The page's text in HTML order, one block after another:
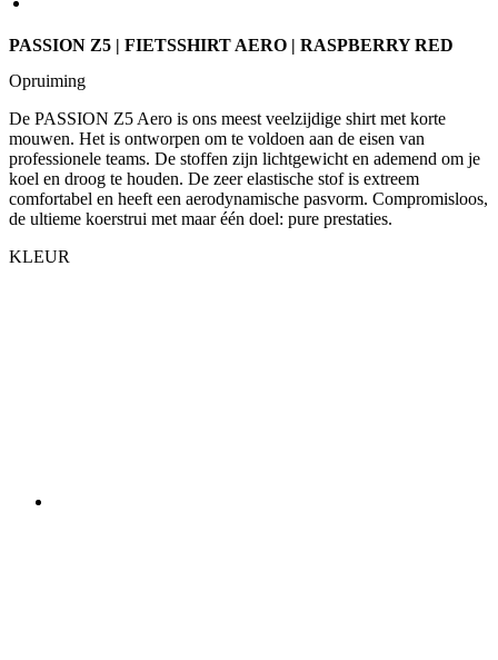
PASSION Z5 | FIETSSHIRT AERO | RASPBERRY RED
Opruiming
De PASSION Z5 Aero is ons meest veelzijdige shirt met korte
mouwen. Het is ontworpen om te voldoen aan de eisen van
professionele teams. De stoffen zijn lichtgewicht en ademend om je
koel en droog te houden. De zeer elastische stof is extreem
comfortabel en heeft een aerodynamische pasvorm. Compromisloos,
de ultieme koerstrui met maar één doel: pure prestaties.
KLEUR